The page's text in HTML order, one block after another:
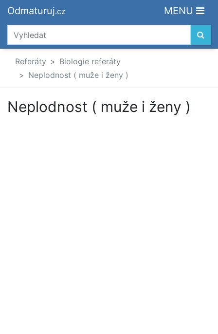
Odmaturuj.cz MENU
Referáty
Biologie referáty
Neplodnost ( muže i ženy )
Neplodnost ( muže i ženy )